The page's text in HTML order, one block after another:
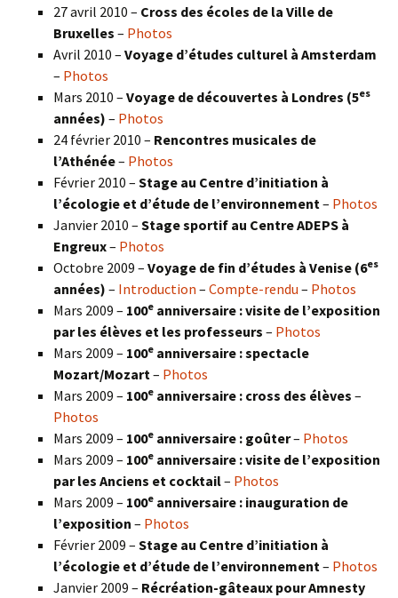
27 avril 2010 – Cross des écoles de la Ville de
Bruxelles – Photos
Avril 2010 – Voyage d’études culturel à Amsterdam
– Photos
Mars 2010 – Voyage de découvertes à Londres (5es
années) – Photos
24 février 2010 – Rencontres musicales de
l’Athénée– Photos
Février 2010 – Stage au Centre d’initiation à
l’écologie et d’étude de l’environnement – Photos
Janvier 2010 – Stage sportif au Centre ADEPS à
Engreux– Photos
Octobre 2009 – Voyage de fin d’études à Venise (6es
années) – Introduction – Compte-rendu – Photos
Mars 2009 – 100e anniversaire : visite de l’exposition
par les élèves et les professeurs – Photos
Mars 2009 – 100e anniversaire : spectacle
Mozart/Mozart – Photos
Mars 2009 – 100e anniversaire : cross des élèves –
Photos
Mars 2009 – 100e anniversaire : goûter– Photos
Mars 2009 – 100e anniversaire : visite de l’exposition
par les Anciens et cocktail– Photos
Mars 2009 – 100e anniversaire : inauguration de
l’exposition – Photos
Février 2009 – Stage au Centre d’initiation à
l’écologie et d’étude de l’environnement – Photos
Janvier 2009 – Récréation-gâteaux pour Amnesty